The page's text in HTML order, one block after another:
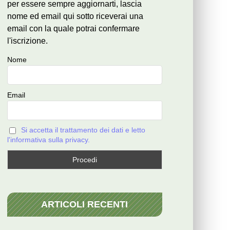
per essere sempre aggiornarti, lascia
nome ed email qui sotto riceverai una
email con la quale potrai confermare
l'iscrizione.
Nome
Email
Si accetta il trattamento dei dati e letto
l'informativa sulla privacy.
ARTICOLI RECENTI